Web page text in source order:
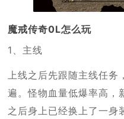
魔戒传奇0L怎么玩
1、主线
上线之后先跟随主线任务
遍。怪物血量低爆率高，
之后身上已经换上了一身